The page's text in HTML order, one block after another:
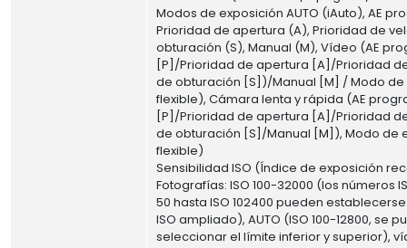
Modos de exposición AUTO (iAuto), AE
Prioridad de apertura (A), Prioridad de
obturación (S), Manual (M), Vídeo (AE
[P]/Prioridad de apertura [A]/Prioridad
de obturación [S])/Manual [M] / Modo de
flexible), Cámara lenta y rápida (AE
[P]/Prioridad de apertura [A]/Prioridad
de obturación [S]/Manual [M]), Modo de
flexible)
Sensibilidad ISO (Índice de exposición
Fotografías: ISO 100-32000 (los números
50 hasta ISO 102400 pueden
ISO ampliado), AUTO (ISO 100-12800, se
seleccionar el límite inferior y superior),